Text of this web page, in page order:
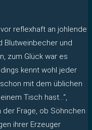
reflexhaft an johlende
Blutweinbecher und
zum Glück war es
kennt wohl jeder
mit dem üblichen
Tisch hast…“,
Frage, ob Söhnchen
ihrer Erzeuger